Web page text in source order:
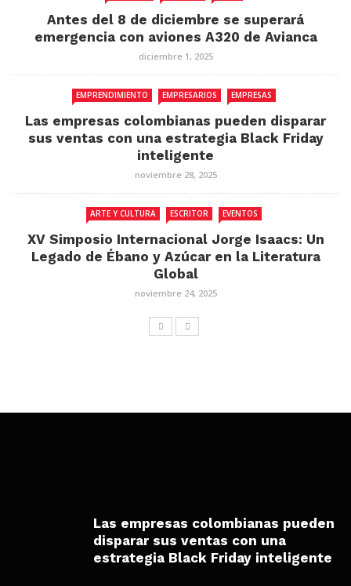
Antes del 8 de diciembre se superará
emergencia con aviones A320 de Avianca
diciembre 1, 2025
EMPRENDIMIENTO EMPRESARIOS EMPRESAS
Las empresas colombianas pueden disparar
sus ventas con una estrategia Black Friday
inteligente
noviembre 28, 2025
ARTE Y CULTURA ESCRITOR EVENTOS
XV Simposio Internacional Jorge Isaacs: Un
Legado de Ébano y Azúcar en la Literatura
Global
noviembre 24, 2025
Las empresas colombianas pueden
disparar sus ventas con una
estrategia Black Friday inteligente